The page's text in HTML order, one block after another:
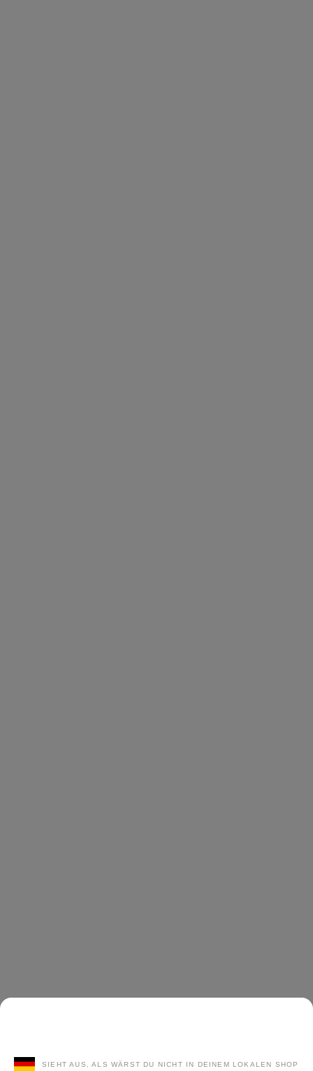
SIEHT AUS, ALS WÄRST DU NICHT IN DEINEM LOKALEN SHOP